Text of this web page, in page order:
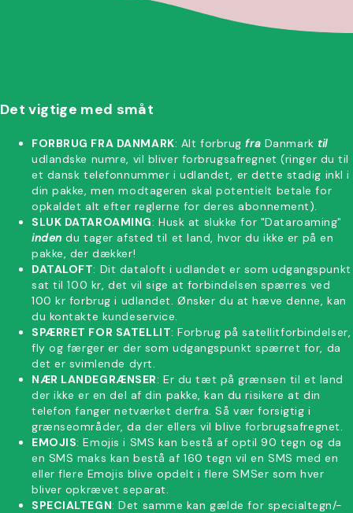
Det vigtige med småt
FORBRUG FRA DANMARK: Alt forbrug fra Danmark til
udlandske numre, vil bliver forbrugsafregnet (ringer du til
et dansk telefonnummer i udlandet, er dette stadig inkl i
din pakke, men modtageren skal potentielt betale for
opkaldet alt efter reglerne for deres abonnement).
SLUK DATAROAMING: Husk at slukke for "Dataroaming"
inden du tager afsted til et land, hvor du ikke er på en
pakke, der dækker!
DATALOFT: Dit dataloft i udlandet er som udgangspunkt
sat til 100 kr, det vil sige at forbindelsen spærres ved
100 kr forbrug i udlandet. Ønsker du at hæve denne, kan
du kontakte kundeservice.
SPÆRRET FOR SATELLIT: Forbrug på satellitforbindelser,
fly og færger er der som udgangspunkt spærret for, da
det er svimlende dyrt.
NÆR LANDEGRÆNSER: Er du tæt på grænsen til et land
der ikke er en del af din pakke, kan du risikere at din
telefon fanger netværket derfra. Så vær forsigtig i
grænseområder, da der ellers vil blive forbrugsafregnet.
EMOJIS: Emojis i SMS kan bestå af optil 90 tegn og da
en SMS maks kan bestå af 160 tegn vil en SMS med en
eller flere Emojis blive opdelt i flere SMSer som hver
bliver opkrævet separat.
SPECIALTEGN: Det samme kan gælde for specialtegn/-